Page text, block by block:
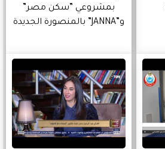
بمشروعي ”سكن مصر”
و”JANNA” بالمنصورة الجديدة